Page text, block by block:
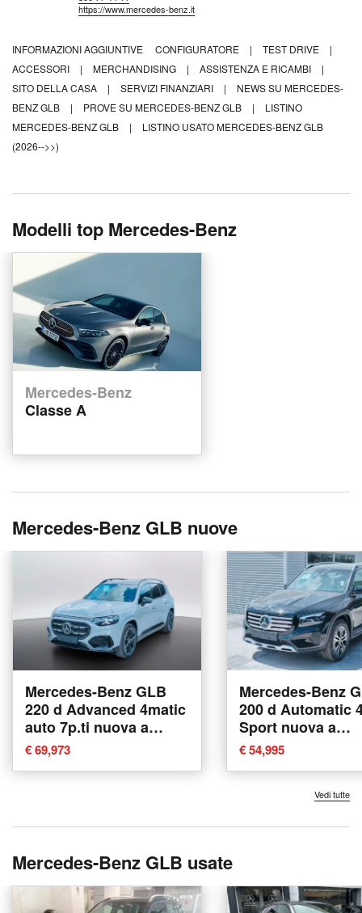
https://www.mercedes-benz.it
INFORMAZIONI AGGIUNTIVE CONFIGURATORE | TEST DRIVE
|
ACCESSORI
| MERCHANDISING | ASSISTENZA E RICAMBI
|
SITO DELLA CASA
| SERVIZI FINANZIARI |
NEWS SU MERCEDES-
BENZ GLB
| PROVE SU MERCEDES-BENZ GLB |
LISTINO
MERCEDES-BENZ GLB
|
LISTINO USATO MERCEDES-BENZ GLB
(2026-->>)
Modelli top Mercedes-Benz
Mercedes-Benz
Classe A
Mercedes-Benz GLB nuove
Mercedes-Benz GLB
220 d Advanced 4matic
auto 7p.ti nuova a
Mosciano Sant'Angelo
€ 69,973
Mercedes-Benz
200 d Automatic
Sport nuova a
Mosciano
€ 54,995
Vedi tutte
Mercedes-Benz GLB usate